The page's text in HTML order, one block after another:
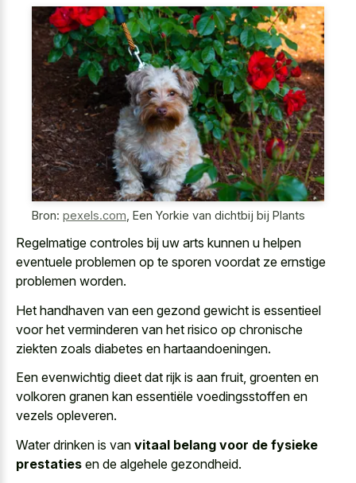
Bron: pexels.com Een Yorkie van dichtbij bij Plants
Regelmatige controles bij uw arts kunnen u helpen
eventuele problemen op te sporen voordat ze ernstige
problemen worden.
Het handhaven van een gezond gewicht is essentieel
voor het verminderen van het risico op chronische
ziekten zoals diabetes en hartaandoeningen.
Een evenwichtig dieet dat rijk is aan fruit, groenten en
volkoren granen kan essentiële voedingsstoffen en
vezels opleveren.
Water drinken is van vitaal belang voor de fysieke
prestaties en de algehele gezondheid.